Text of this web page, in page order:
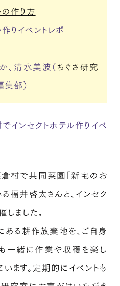
の作り方
りイベントレポ
、清水美波（ちぐさ研究
部）
ンセクトホテル作りイベ
村で共同菜園「新宅のお
福井啓太さんと、インセク
しました。
ある耕作放棄地を、ご自身
一緒に作業や収穫を楽し
ます。定期的にイベントも